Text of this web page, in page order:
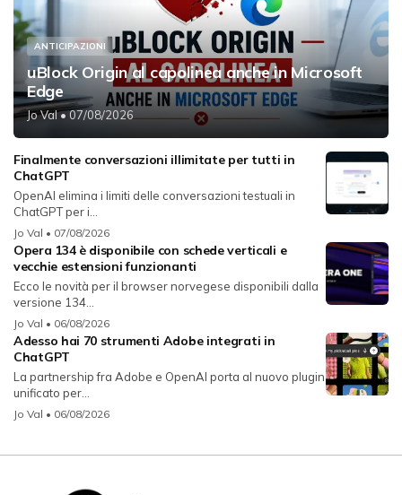
ANTICIPAZIONI
uBlock Origin al capolinea anche in Microsoft
Edge
Jo Val• 07/08/2026
Finalmente conversazioni illimitate per tutti in
ChatGPT
OpenAI elimina i limiti delle conversazioni testuali in
ChatGPT per i...
Jo Val • 07/08/2026
Opera 134 è disponibile con schede verticali e
vecchie estensioni funzionanti
Ecco le novità per il browser norvegese disponibili dalla
versione 134...
Jo Val • 06/08/2026
Adesso hai 70 strumenti Adobe integrati in
ChatGPT
La partnership fra Adobe e OpenAI porta al nuovo plugin
unificato per...
Jo Val • 06/08/2026